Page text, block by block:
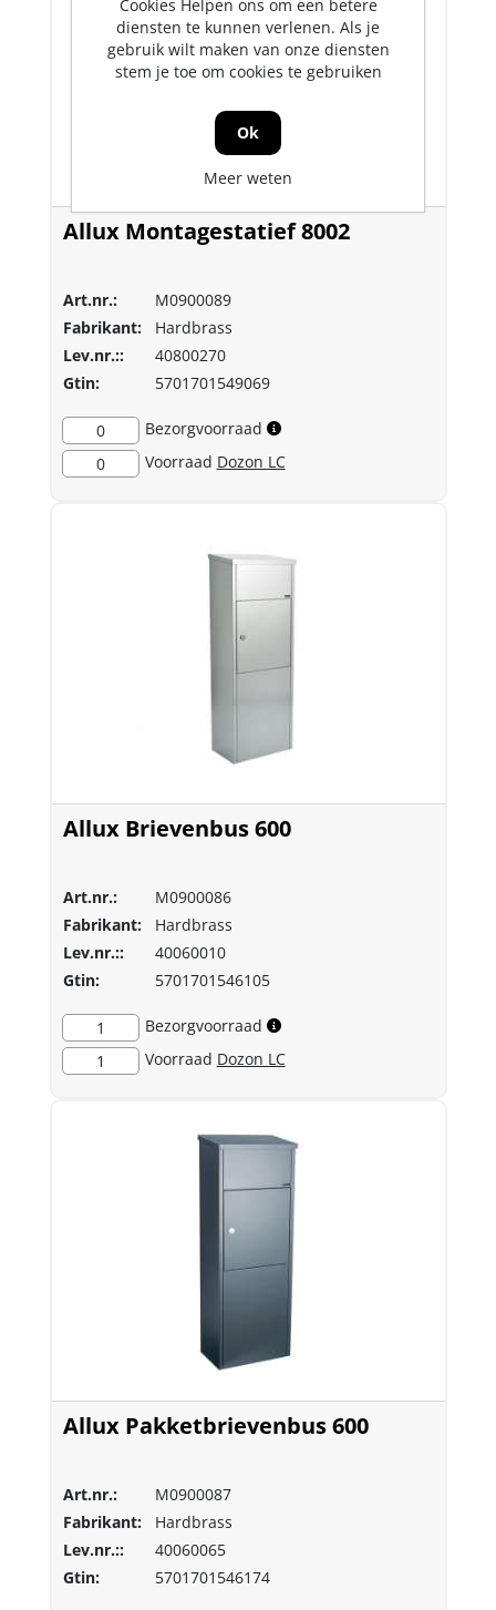
Allux Montagestatief 8002
Art.nr.:
M0900089
Fabrikant:
Hardbrass
Lev.nr.::
40800270
Gtin:
5701701549069
0
Bezorgvoorraad
0
Voorraad Dozon LC
Allux Brievenbus 600
Art.nr.:
M0900086
Fabrikant:
Hardbrass
Lev.nr.::
40060010
Gtin:
5701701546105
1
Bezorgvoorraad
1
Voorraad Dozon LC
Allux Pakketbrievenbus 600
Art.nr.:
M0900087
Fabrikant:
Hardbrass
Lev.nr.::
40060065
Gtin:
5701701546174
Cookies Helpen ons om een betere
diensten te kunnen verlenen. Als je
gebruik wilt maken van onze diensten
stem je toe om cookies te gebruiken
Ok
Meer weten